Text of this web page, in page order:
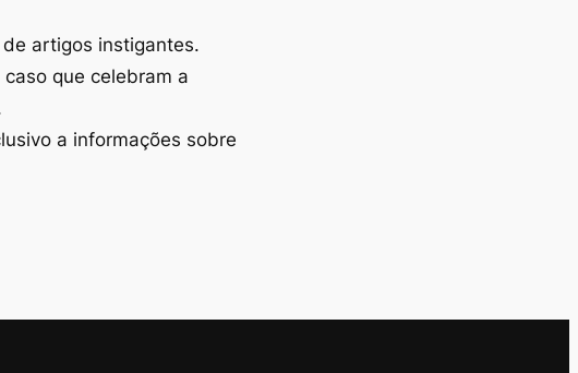
artigos instigantes.
que celebram a
a informações sobre